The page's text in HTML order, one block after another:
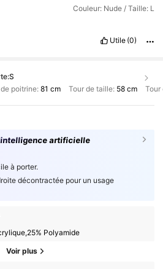
Couleur: Nude / Taille: L
Utile (0)
S
de poitrine:81 cm Tour de taille: 58 cm Tour
artificielle
à porter.
décontractée pour un usage
Polyamide
Voir plus